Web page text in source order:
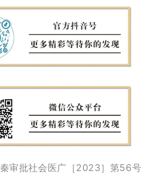
秦审批社会医广［2023］第56号